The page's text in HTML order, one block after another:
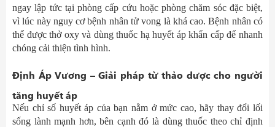
ngay lập tức tại phòng cấp cứu hoặc phòng chăm sóc đặc biệt,
vì lúc này nguy cơ bệnh nhân tử vong là khá cao. Bệnh nhân có
thể được thở oxy và dùng thuốc hạ huyết áp khẩn cấp để nhanh
chóng cải thiện tình hình.
Định Áp Vương – Giải pháp từ thảo dược cho người
tăng huyết áp
Nếu chỉ số huyết áp của bạn nằm ở mức cao, hãy thay đổi lối
sống lành mạnh hơn, bên cạnh đó là dùng thuốc theo chỉ định